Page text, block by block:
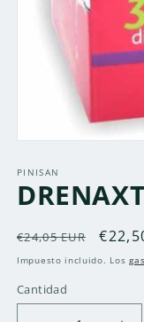
multimedia
1
en
modal
PINISAN
Precio
habitual
€24,05 EUR
de
Impuesto incluido. Los
Cantidad